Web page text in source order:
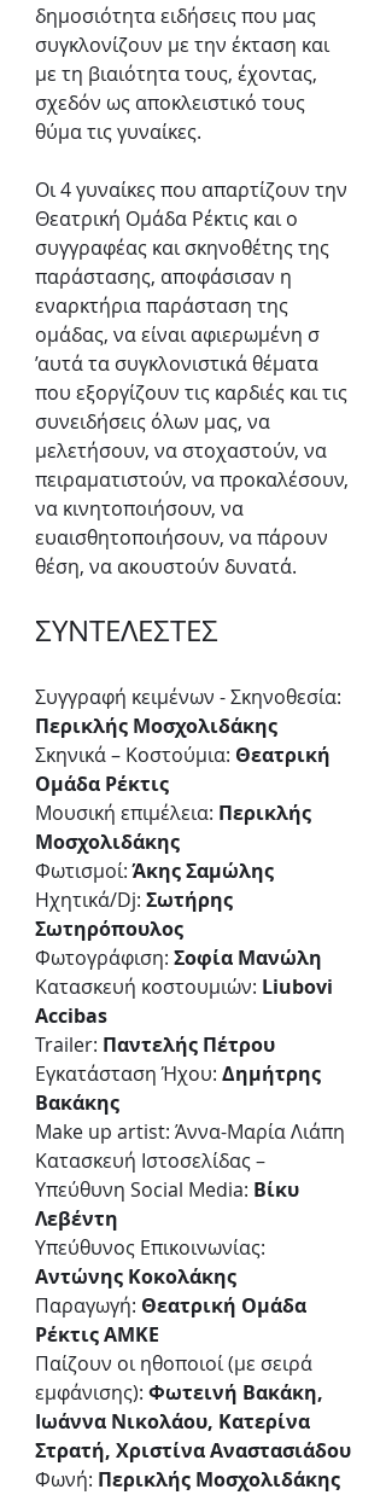
δημοσιότητα ειδήσεις που μας
συγκλονίζουν με την έκταση και
με τη βιαιότητα τους, έχοντας,
σχεδόν ως αποκλειστικό τους
θύμα τις γυναίκες.
Οι 4 γυναίκες που απαρτίζουν την
Θεατρική Ομάδα Ρέκτις και ο
συγγραφέας και σκηνοθέτης της
παράστασης, αποφάσισαν η
εναρκτήρια παράσταση της
ομάδας, να είναι αφιερωμένη σ
’αυτά τα συγκλονιστικά θέματα
που εξοργίζουν τις καρδιές και τις
συνειδήσεις όλων μας, να
μελετήσουν, να στοχαστούν, να
πειραματιστούν, να προκαλέσουν,
να κινητοποιήσουν, να
ευαισθητοποιήσουν, να πάρουν
θέση, να ακουστούν δυνατά.
ΣΥΝΤΕΛΕΣΤΕΣ
Συγγραφή κειμένων - Σκηνοθεσία:
Περικλής Μοσχολιδάκης
Σκηνικά – Κοστούμια: Θεατρική
Ομάδα Ρέκτις
Μουσική επιμέλεια: Περικλής
Μοσχολιδάκης
Φωτισμοί: Άκης Σαμώλης
Ηχητικά/Dj: Σωτήρης
Σωτηρόπουλος
Φωτογράφιση: Σοφία Μανώλη
Κατασκευή κοστουμιών: Liubovi
Accibas
Trailer: Παντελής Πέτρου
Εγκατάσταση Ήχου: Δημήτρης
Βακάκης
Make up artist: Άννα-Μαρία Λιάπη
Κατασκευή Ιστοσελίδας –
Υπεύθυνη Social Media: Βίκυ
Λεβέντη
Υπεύθυνος Επικοινωνίας:
Αντώνης Κοκολάκης
Παραγωγή: Θεατρική Oμάδα
Ρέκτις ΑΜΚΕ
Παίζουν οι ηθοποιοί (με σειρά
εμφάνισης): Φωτεινή Βακάκη,
Ιωάννα Νικολάου, Κατερίνα
Στρατή, Χριστίνα Αναστασιάδου
Φωνή: Περικλής Μοσχολιδάκης